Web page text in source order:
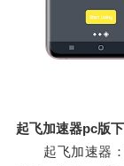
起飞加速器pc版
起飞加速器：